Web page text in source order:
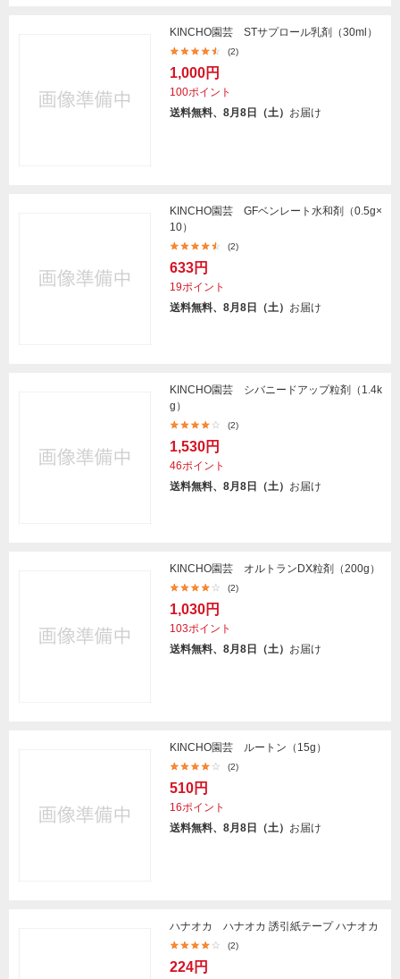
KINCHO園芸 STサプロール乳剤（30ml）
(2)
1,000円
100ポイント
送料無料、8月8日（土） お届け
KINCHO園芸 GFベンレート水和剤（0.5g×
10）
(2)
633円
19ポイント
送料無料、8月8日（土） お届け
KINCHO園芸 シバニードアップ粒剤（1.4k
g）
(2)
1,530円
46ポイント
送料無料、8月8日（土） お届け
KINCHO園芸 オルトランDX粒剤（200g）
(2)
1,030円
103ポイント
送料無料、8月8日（土） お届け
KINCHO園芸 ルートン（15g）
(2)
510円
16ポイント
送料無料、8月8日（土） お届け
ハナオカ ハナオカ 誘引紙テープ ハナオカ
(2)
224円